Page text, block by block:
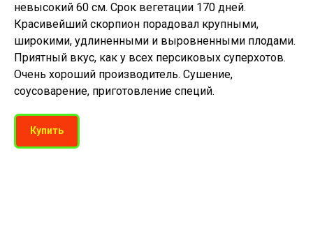
невысокий 60 см. Срок вегетации 170 дней.
Красивейший скорпион порадовал крупными,
широкими, удлиненными и выровненными плодами.
Приятный вкус, как у всех персиковых суперхотов.
Очень хороший производитель. Сушение,
соусоварение, приготовление специй.
Купить